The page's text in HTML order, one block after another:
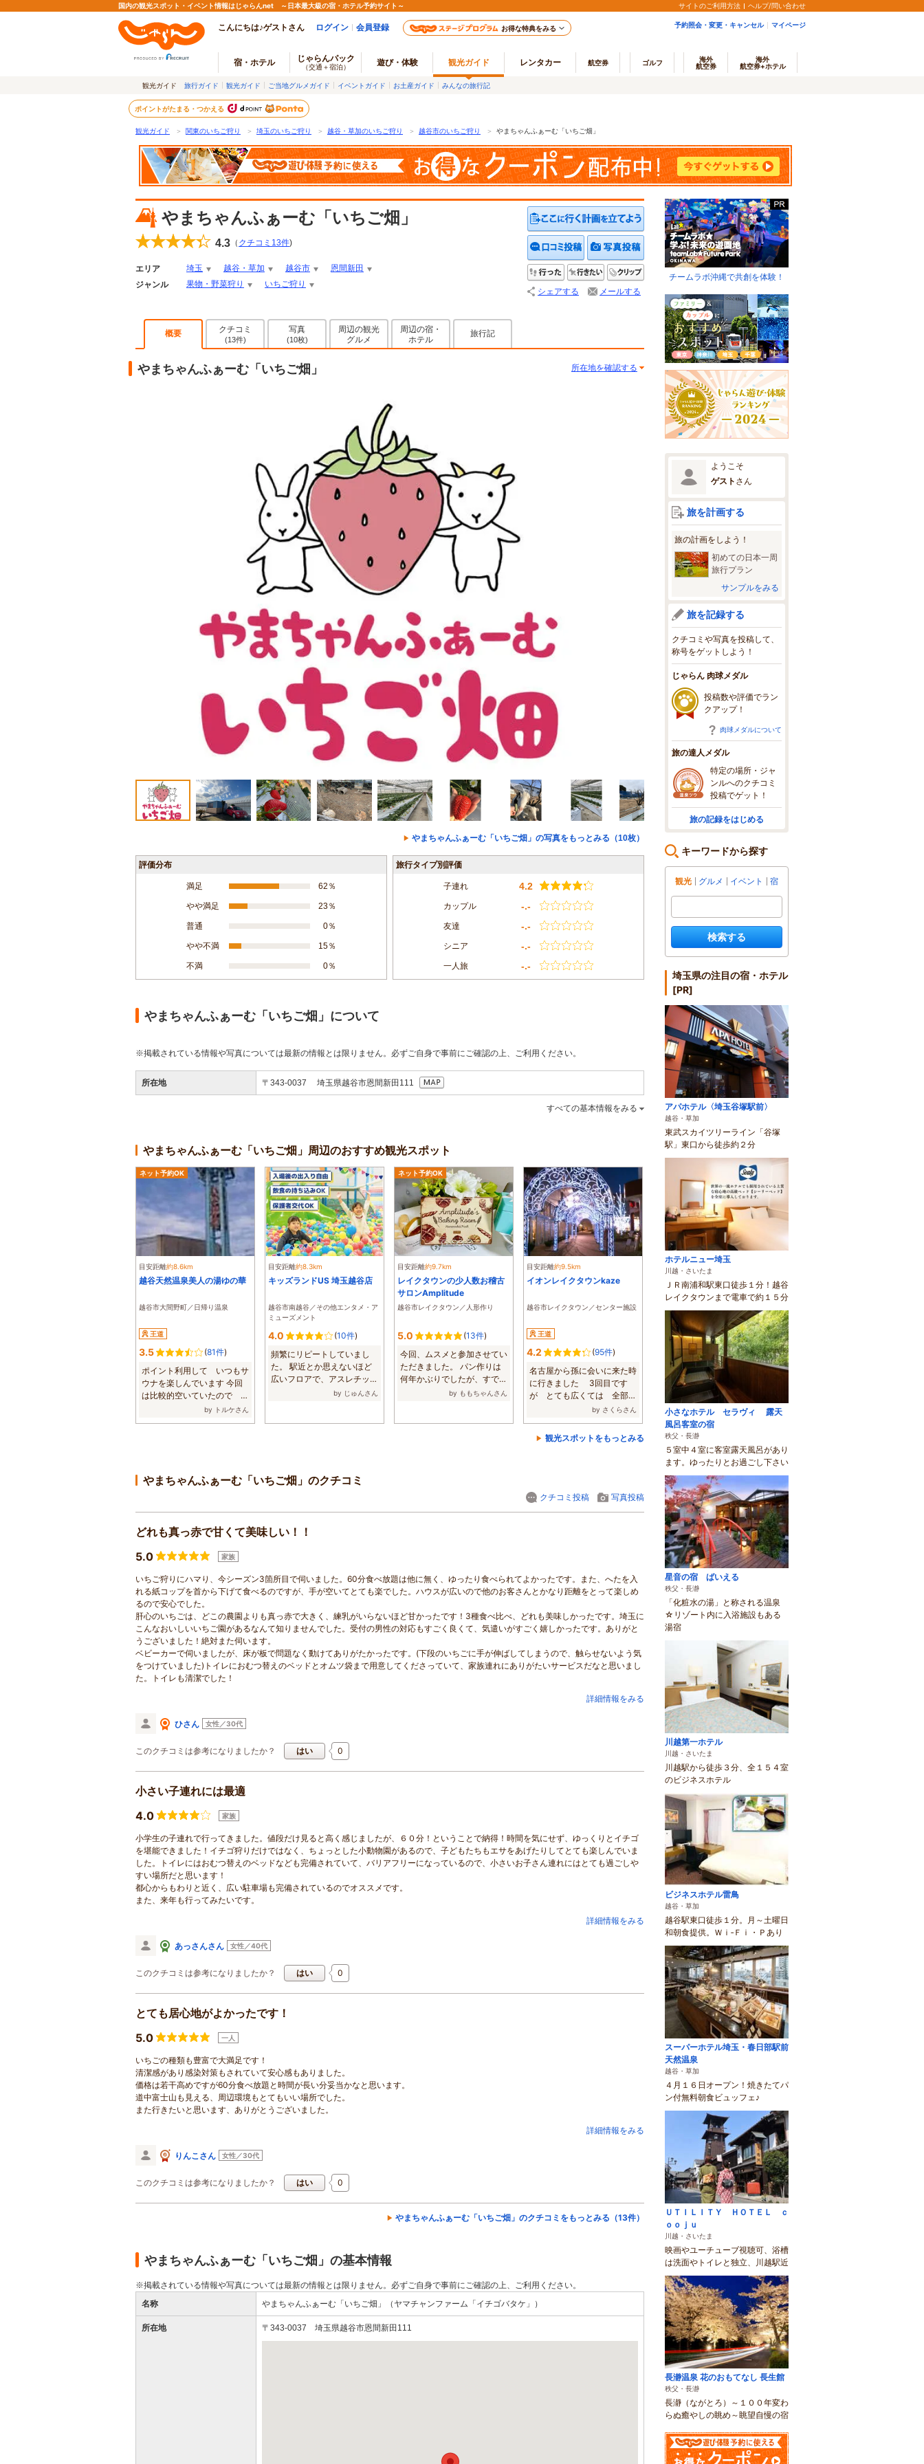
国内の観光スポット・イベント情報はじゃらんnet ～日本最大級の宿・ホテル予約サイト～ サイトのご利用方法 ヘルプ/問い合わせ
こんにちは♪ゲストさん ログイン 会員登録 お得な特典をみる 予約照会・変更・キャンセル マイページ
宿・ホテル じゃらんパック
（交通＋宿泊） 遊び・体験 観光ガイド レンタカー 航空券 ゴルフ
海外
航空券
海外
航空券+ホテル
観光ガイド 旅行ガイド 観光ガイド ご当地グルメガイド イベントガイド お土産ガイド みんなの旅行記
ポイントがたまる・つかえる
観光ガイド ＞ 関東のいちご狩り ＞ 埼玉のいちご狩り ＞ 越谷・草加のいちご狩り ＞ 越谷市のいちご狩り ＞ やまちゃんふぁーむ「いちご畑」
やまちゃんふぁーむ「いちご畑」
4.3 （ クチコミ 13件)
エリア 埼玉 越谷・草加 越谷市
恩間新田
ジャンル
果物・野菜狩り いちご狩り
クチコミを投稿する写真を投稿する
行った 行きたい
シェアする メールする
概要 クチコミ
(13件)
写真
(10枚)
周辺の観光
グルメ
周辺の宿・
ホテル
旅行記
やまちゃんふぁーむ「いちご畑」 所在地を確認する
やまちゃんふぁーむ「いちご畑」の写真をもっとみる（10枚）
評価分布
満足 62％
やや満足 23％
普通 0％
やや不満 15％
不満 0％
旅行タイプ別評価
子連れ 4.2
カップル -.-
友達 -.-
シニア -.-
一人旅 -.-
やまちゃんふぁーむ「いちご畑」について
※掲載されている情報や写真については最新の情報とは限りません。必ずご自身で事前にご確認の上、ご利用ください。
所在地 〒343-0037 埼玉県越谷市恩間新田111
すべての基本情報をみる
やまちゃんふぁーむ「いちご畑」周辺のおすすめ観光スポット
ネット予約OK
目安距離約8.6km
越谷天然温泉美人の湯ゆの華
越谷市大間野町／日帰り温泉
王道
3.5 (81件)
ポイント利用して いつもサ
ウナを楽しんでいます 今回
は比較的空いていたので の
by トルケさん
目安距離約8.3km
キッズランドUS 埼玉越谷店
越谷市南越谷／その他エンタメ・ア
ミューズメント
4.0 (10件)
頻繁にリピートしていまし
た。 駅近とか思えないほど
広いフロアで、アスレチック
やゲームも豊富...by じゅんさん
ネット予約OK
目安距離約9.7km
レイクタウンの少人数お稽古
サロンAmplitude
越谷市レイクタウン／人形作り
5.0 (13件)
今回、ムスメと参加させてい
ただきました。 パン作りは
何年かぶりでしたが、すでに
先生が計量も...by ももちゃんさん
目安距離約9.5km
イオンレイクタウンkaze
越谷市レイクタウン／センター施設
王道
4.2 (95件)
名古屋から孫に会いに来た時
に行きました 3回目です
が とても広くては 全部は
by さくらさん
観光スポットをもっとみる
やまちゃんふぁーむ「いちご畑」のクチコミ
クチコミ投稿 写真投稿
どれも真っ赤で甘くて美味しい！！
5.0
家族
いちご狩りにハマり、今シーズン3箇所目で伺いました。60分食べ放題は他に無く、ゆったり食べられてよかったです。また、へたを入
れる紙コップを首から下げて食べるのですが、手が空いてとても楽でした。ハウスが広いので他のお客さんとかなり距離をとって楽しめ
るので安心でした。
肝心のいちごは、どこの農園よりも真っ赤で大きく、練乳がいらないほど甘かったです！3種食べ比べ、どれも美味しかったです。埼玉に
こんなおいしいいちご園があるなんて知りませんでした。受付の男性の対応もすごく良くて、気遣いがすごく嬉しかったです。ありがと
うございました！絶対また伺います。
ベビーカーで伺いましたが、床が板で問題なく動けてありがたかったです。(下段のいちごに手が伸ばしてしまうので、触らせないよう気
をつけていました)トイレにおむつ替えのベッドとオムツ袋まで用意してくださっていて、家族連れにありがたいサービスだなと思いまし
た。トイレも清潔でした！
詳細情報をみる
ひさん 女性／30代
このクチコミは参考になりましたか？ 0
はい
小さい子連れには最適
4.0
家族
小学生の子連れで行ってきました。値段だけ見ると高く感じましたが、６０分！ということで納得！時間を気にせず、ゆっくりとイチゴ
を堪能できました！イチゴ狩りだけではなく、ちょっとした小動物園があるので、子どもたちもエサをあげたりしてとても楽しんでいま
した。トイレにはおむつ替えのベッドなども完備されていて、バリアフリーになっているので、小さいお子さん連れにはとても過ごしや
すい場所だと思います！
都心からもわりと近く、広い駐車場も完備されているのでオススメです。
また、来年も行ってみたいです。
詳細情報をみる
あっさんさん 女性／40代
このクチコミは参考になりましたか？ 0
はい
とても居心地がよかったです！
5.0
一人
いちごの種類も豊富で大満足です！
清潔感があり感染対策もされていて安心感もありました。
価格は若干高めですが60分食べ放題と時間が長い分妥当かなと思います。
道中富士山も見える、周辺環境もとてもいい場所でした。
また行きたいと思います、ありがとうございました。
詳細情報をみる
りんこさん 女性／30代
このクチコミは参考になりましたか？ 0
はい
やまちゃんふぁーむ「いちご畑」のクチコミをもっとみる（13件）
やまちゃんふぁーむ「いちご畑」の基本情報
※掲載されている情報や写真については最新の情報とは限りません。必ずご自身で事前にご確認の上、ご利用ください。
名称
やまちゃんふぁーむ「いちご畑」（ヤマチャンファーム「イチゴバタケ」）
所在地 〒343-0037 埼玉県越谷市恩間新田111
チームラボ沖縄で共創を体験！
ようこそ
ゲスト さん
旅を計画する
旅の計画をしよう！
初めての日本一周
旅行プラン
サンプルをみる
旅を記録する
クチコミや写真を投稿して、
称号をゲットしよう！
じゃらん 肉球メダル
投稿数や評価でラン
クアップ！
肉球メダルについて
旅の達人メダル
特定の場所・ジャ
ンルへのクチコミ
投稿でゲット！
旅の記録をはじめる
キーワードから探す
観光 グルメ イベント 宿
検索する
埼玉県の注目の宿・ホテル
[PR]
アパホテル〈埼玉谷塚駅前〉
越谷・草加
東武スカイツリーライン「谷塚
駅」東口から徒歩約２分
ホテルニュー埼玉
川越・さいたま
ＪＲ南浦和駅東口徒歩１分！越谷
レイクタウンまで電車で約１５分
小さなホテル セラヴィ 露天
風呂客室の宿
秩父・長瀞
５室中４室に客室露天風呂があり
ます。ゆったりとお過ごし下さい
星音の宿 ばいえる
秩父・長瀞
「化粧水の湯」と称される温泉
☆リゾート内に入浴施設もある
湯宿
川越第一ホテル
川越・さいたま
川越駅から徒歩３分、全１５４室
のビジネスホテル
ビジネスホテル雷鳥
越谷・草加
越谷駅東口徒歩１分。月～土曜日
和朝食提供。Ｗｉ‐Ｆｉ・Ｐあり
スーパーホテル埼玉・春日部駅前
天然温泉
越谷・草加
４月１６日オープン！焼きたてパ
ン付無料朝食ビュッフェ♪
ＵＴＩＬＩＴＹ ＨＯＴＥＬ ｃ
ｏｏｊｕ
川越・さいたま
映画やユーチューブ視聴可、浴槽
は洗面やトイレと独立、川越駅近
長瀞温泉 花のおもてなし 長生館
秩父・長瀞
長瀞（ながとろ）～１００年変わ
らぬ癒やしの眺め～眺望自慢の宿